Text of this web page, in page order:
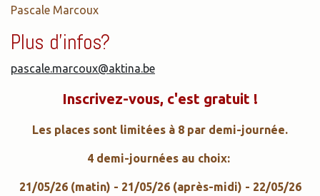
Pascale Marcoux
Plus d'infos?
pascale.marcoux@aktina.be
Inscrivez-vous, c'est gratuit !
Les places sont limitées à 8 par demi-journée.
4 demi-journées au choix:
21/05/26 (matin) - 21/05/26 (après-midi) - 22/05/26